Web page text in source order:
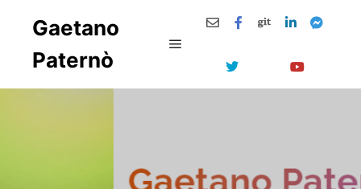
Gaetano
Paternò
Menu principale